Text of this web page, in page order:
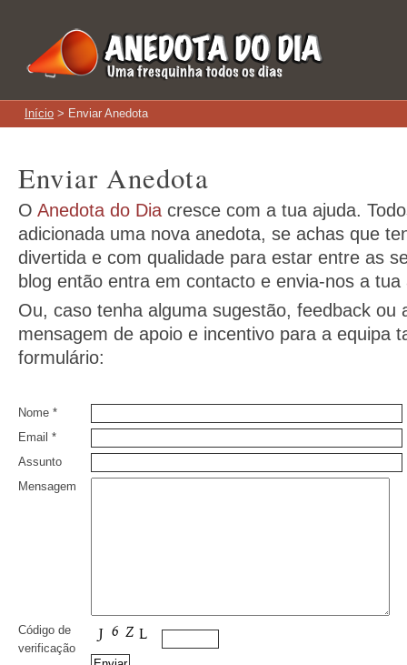
Início > Enviar Anedota
Enviar Anedota
O Anedota do Dia cresce com a tua ajuda.
adicionada uma nova anedota, se achas que
divertida e com qualidade para estar entre as
blog então entra em contacto e envia-nos a tua
Ou, caso tenha alguma sugestão, feedback ou
mensagem de apoio e incentivo para a equipa
formulário:
Nome *
Email *
Assunto
Mensagem
Código de
verificação